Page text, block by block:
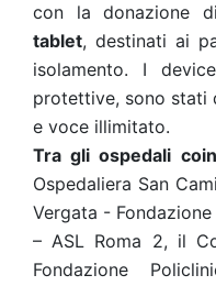
con la donazione
tablet, destinati ai
isolamento. I
protettive, sono
e voce illimitato.
Tra gli ospedali
Ospedaliera San
Vergata - Fondazione
– ASL Roma 2, il
Fondazione